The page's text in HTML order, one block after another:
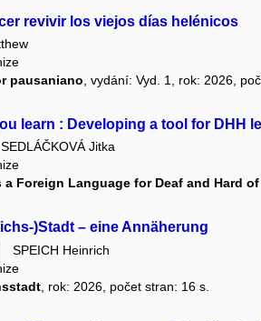
revivir los viejos días helénicos
pausaniano , vydání: Vyd. 1, rok: 2026,
learn : Developing a tool for DHH
SEDLÁČKOVÁ Jitka
Foreign Language for Deaf and Hard
)Stadt – eine Annäherung
SPEICH Heinrich
, rok: 2026, počet stran: 16 s.